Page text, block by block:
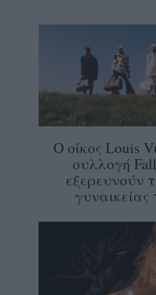
Ο οίκος Louis
συλλογή Fall
εξερευνούν
γυναικείας